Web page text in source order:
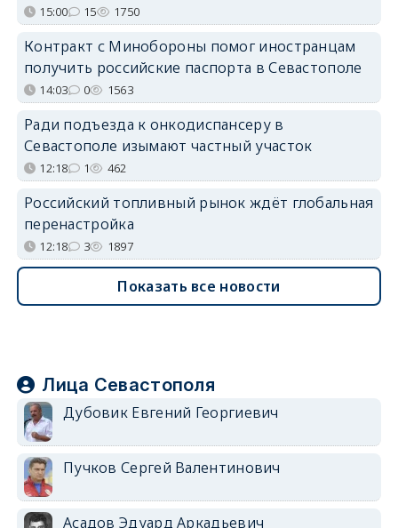
15:00 15 1750
Контракт с Минобороны помог иностранцам
получить российские паспорта в Севастополе
14:03 0 1563
Ради подъезда к онкодиспансеру в
Севастополе изымают частный участок
12:18 1 462
Российский топливный рынок ждёт глобальная
перенастройка
12:18 3 1897
Показать все новости
Лица Севастополя
Дубовик Евгений Георгиевич
Пучков Сергей Валентинович
Асадов Эдуард Аркадьевич